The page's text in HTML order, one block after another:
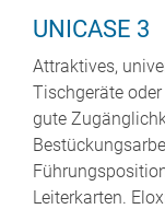
UNICASE 3
Attraktives,
Tischgeräte
gute
Leiterkarten.